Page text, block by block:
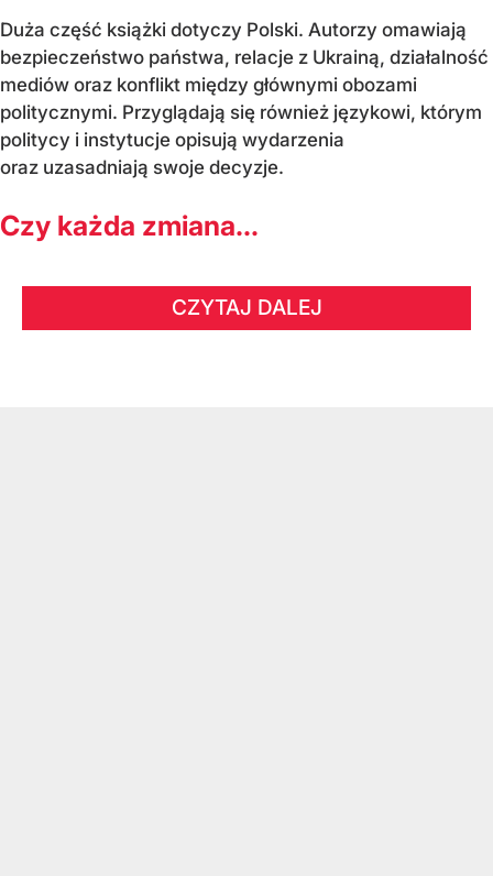
Duża część książki dotyczy Polski. Autorzy omawiają
bezpieczeństwo państwa, relacje z Ukrainą, działalność
mediów oraz konflikt między głównymi obozami
politycznymi. Przyglądają się również językowi, którym
politycy i instytucje opisują wydarzenia
oraz uzasadniają swoje decyzje.
Czy każda zmiana...
CZYTAJ DALEJ